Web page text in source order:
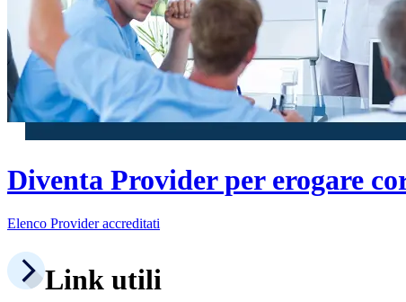
Diventa Provider per erogare
Elenco Provider accreditati
Link utili